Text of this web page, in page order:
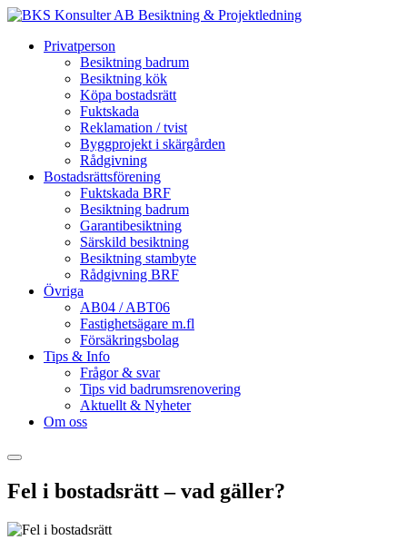
Privatperson
Besiktning badrum
Besiktning kök
Köpa bostadsrätt
Fuktskada
Reklamation / tvist
Byggprojekt i skärgården
Rådgivning
Bostadsrättsförening
Fuktskada BRF
Besiktning badrum
Garantibesiktning
Särskild besiktning
Besiktning stambyte
Rådgivning BRF
Övriga
AB04 / ABT06
Fastighetsägare m.fl
Försäkringsbolag
Tips & Info
Frågor & svar
Tips vid badrumsrenovering
Aktuellt & Nyheter
Om oss
Fel i bostadsrätt – vad gäller?